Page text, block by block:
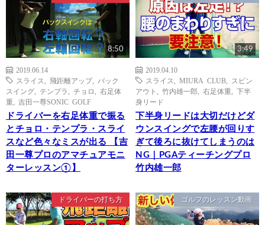
8:50
2019.06.14
スライス
飛距離アップ, バック
スイング
テンプラ チョロ
右足体
重
吉田一尊SONIC GOLF
ドライバーを右足体重で振る
とチョロ・テンプラ・スライ
スなど色々なミスが出る 【吉
田一尊プロのアマチュアモニ
ターレッスン①】
3:49
2019.04.10
スライス
MIURA CLUB
スピン
アウト
竹内雄一郎 右足体重
下半
身リード
下半身リードは大切だけどダ
ウンスイングで左腰が回りす
ぎて後ろに抜けてしまうのは
NG｜PGAティーチングプロ
竹内雄一郎
ドライバーの打ち方 ゴルフのレッスン動画